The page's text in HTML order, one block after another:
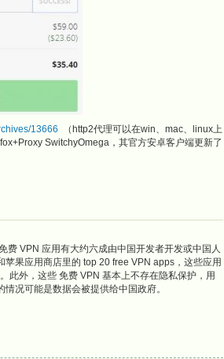
13666
（http2代理可以在win、mac、linux上
SwitchyOmega，其官方安卓客户端更新了
费 VPN 应用有大约六成由中国开发者开发或中国人
果应用商店里的 top 20 free VPN apps，这些应用
此外，这些 免费 VPN 基本上不存在隐私保护，用
况可能是数据会被提供给中国政府。